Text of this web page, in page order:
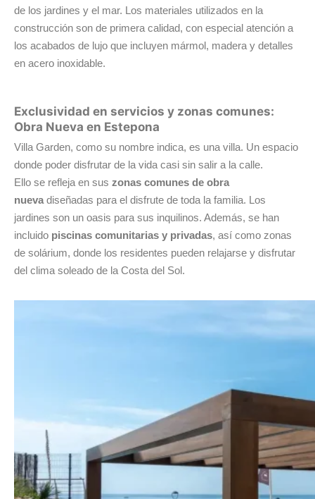
de los jardines y el mar. Los materiales utilizados en la
construcción son de primera calidad, con especial atención a
los acabados de lujo que incluyen mármol, madera y detalles
en acero inoxidable.
Exclusividad en servicios y zonas comunes:
Obra Nueva en Estepona
Villa Garden, como su nombre indica, es una villa. Un espacio
donde poder disfrutar de la vida casi sin salir a la calle.
Ello se refleja en sus zonas comunes de obra
nueva diseñadas para el disfrute de toda la familia. Los
jardines son un oasis para sus inquilinos. Además, se han
incluido piscinas comunitarias y privadas, así como zonas
de solárium, donde los residentes pueden relajarse y disfrutar
del clima soleado de la Costa del Sol.